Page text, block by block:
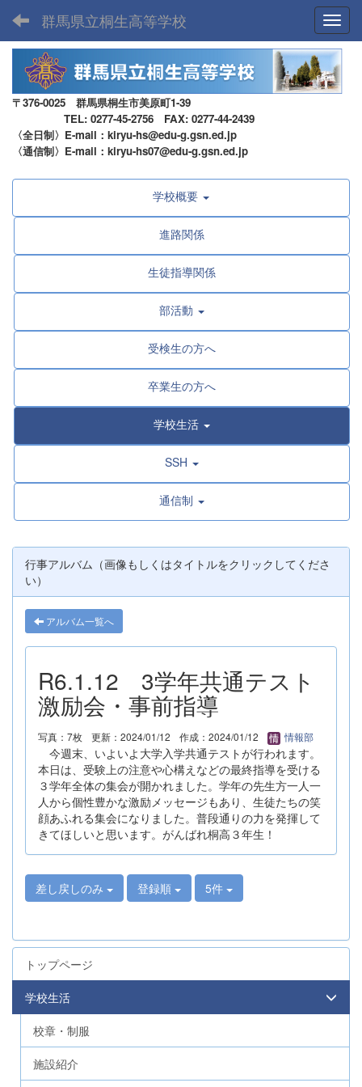
群馬県立桐生高等学校
〒376-0025 群馬県桐生市美原町1-39
TEL: 0277-45-2756 FAX: 0277-44-2439
〈全日制〉E-mail：kiryu-hs@edu-g.gsn.ed.jp
〈通信制〉E-mail：kiryu-hs07@edu-g.gsn.ed.jp
学校概要
進路関係
生徒指導関係
部活動
受検生の方へ
卒業生の方へ
学校生活
SSH
通信制
行事アルバム（画像もしくはタイトルをクリックしてくださ
い）
アルバム一覧へ
R6.1.12 3学年共通テスト
激励会・事前指導
写真：7枚 更新：2024/01/12 作成：2024/01/12 情報部
今週末、いよいよ大学入学共通テストが行われます。
本日は、受験上の注意や心構えなどの最終指導を受ける
３学年全体の集会が開かれました。学年の先生方一人一
人から個性豊かな激励メッセージもあり、生徒たちの笑
顔あふれる集会になりました。普段通りの力を発揮して
きてほしいと思います。がんばれ桐高３年生！
差し戻しのみ 登録順 5件
トップページ
学校生活
校章・制服
施設紹介